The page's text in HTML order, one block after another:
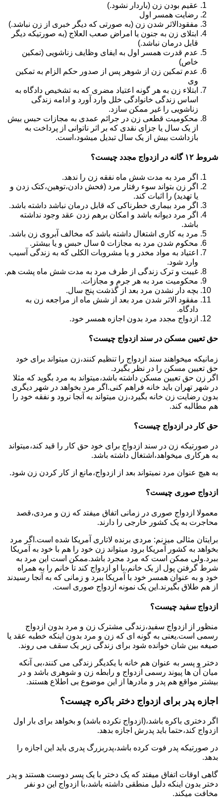
عقیم بودن زن (باردار نشود.)
رضایت همسر اول
مفقودالاثر شدن زن (به صورتی که دیگر خبری از زن نباشد.)
ابتلای زن به جنون یا امراض صعب العلاج (به صورتیکه دیگر
قابل درمان نباشد.)
عدم قدرت همسر اول به ایفای وظایف زناشویی (تمکین
خاص)
عدم تمکین زن از شوهر پس از صدور حکم الزام به تمکین
وی
ابتلاء زن به هر گونه اعتیاد مضری که به تشخیص دادگاه به
اساس زندگی خانوادگی خلل وارد آورد و ادامه زندگی
زناشویی را غیر ممکن سازد.
محکومیت قطعی زن در جرائم عمدی به مجازات حبس بیش
از یک سال یا جزای نقدی که بر اثر ناتوانی از پرداخت به
بازداشت بیش از یک سال تبدیل می‎شود،است.
شروط ۱۲ گانه در ازدواج مجدد چیست؟
اگر مرد به مدت شش ماه نفقه زن را ندهد.
اگر زن بتواند سوء رفتار مرد (فحش دادن،توهین،کتک زدن و
یا تهدید) را اثبات کند.
اگر مرد بیماری خطرناکی که قابل درمان نباشد داشته باشد.
اگر مرد دیوانه باشد و امکان برهم زدن عقد وجود نداشته
باشد.
مرد به کاری اشتغال داشته باشد که مخالف آبروی زن باشد.
محکوم شدن مرد به مجازات ۵ سال حبس و یا بیشتر.
اعتیاد به مواد مخدر و یا مشروبات الکلی که به زندگی آسیب
وارد شود.
غیبت و ترک زندگی از طرف مرد به مدت شش ماه پشت هم.
محکومیت مرد به هر جرم و مجازات.
بچه دار نشدن مرد بعد از گذشت پنج سال.
مفقود الاثر شدن مرد بعد از شش ماه از مراجعه زن به
دادگاه.
ازدواج مجدد مرد بدون اجازه همسر خود.
حق تعیین مسکن در سند ازدواج چیست؟
زمانیکه میخواهند سند ازدواج را تنظیم کنند،زن میتواند برای خود
حق تعیین مسکن را در نظر بگیرد.
اگر زن حق تعیین مسکن داشته باشد،میتواند به مرد بگوید که مثلا
در شهر تهران باید خانه فراهم کنی.اگر مرد بخواهد در شهر دیگری
بدون رضایت زن خانه بگیرد،زن میتواند به آنجا نرود و نفقه خود را
هم مطالبه کند.
حق کار در ازدواج چیست؟
در صورتیکه زن در سند ازدواج برای خود حق کار را قید کند،میتواند
به هرکاری میخواهد،اشتغال داشته باشد.
به هیچ عنوان مرد نمیتواند بعد از ازدواج،مانع از کار کردن زن شود.
ازدواج صوری چیست؟
معمولا ازدواج صوری در زمانی اتفاق میفتد که زن و مردی،قصد
محاجرت به یک کشور خارجی را دارند.
برایتان مثالی میزنم: مردی برنده لاتاری آمریکا شده است.اگر مرد
بخواهد به کشور آمریکا برود میتواند زن خود را هم با خود به آمریکا
ببرد.ولی ممکن است که مرد مجرد باشد.ممکن است این مرد به
شرط گرفتن پول از یک خانم،با او ازدواج کند تا خانم را به همراه
خود و به عنوان همسر خود با آمریکا ببرد و زمانی که به آنجا رسیدند
از هم طلاق بگیرند.این یک نمونه ازدواج صوری است.
ازدواج سفید چیست؟
منظور از ازدواج سفید،زندگی مشترک زن و مرد بدون ازدواج
رسمی است.یعنی به گونه ای که زن و مرد بدون اینکه خطبه عقد یا
صیغه بین شان خوانده شود برای زندگی زیر یک سقف می روند.
دختر و پسر به عنوان هم خانه با یکدیگر زندگی می کنند،بی آنکه
میان آن ها پیوند رسمی ازدواج و رابطه زن و شوهری باشد و در
بیشتر مواقع هم پدر و مادرها از این موضوع بی اطلاع هستند.
اجازه پدر برای ازدواج دختر باکره چیست؟
اگر دختری باکره باشد،(ازدواج نکرده باشد) و بخواهد برای بار اول
ازدواج کند،حتما باید پدرش اجازه بدهد.
در صورتیکه پدر فوت کرده باشد،پدربزرگ پدری باید این اجازه را
بدهد.
گاهی اوقات اتفاق میفتد که یک دختر با یک پسر دوست هستند و پدر
دختر بدون اینکه دلیل منطقی داشته باشد،با ازدواج این دو نفر
مخافت میکند.